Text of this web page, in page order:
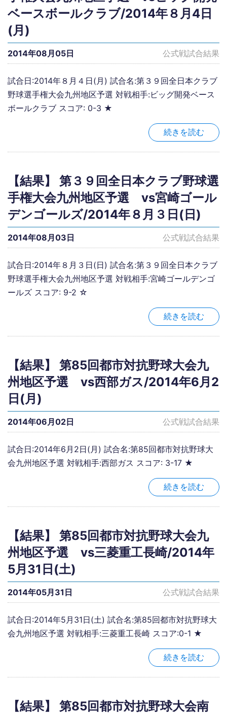
ベースボールクラブ/2014年８月4日
(月)
2014年08月05日 公式戦試合結果
試合日:2014年８月４日(月) 試合名:第３９回全日本クラブ
野球選手権大会九州地区予選 対戦相手:ビッグ開発ベース
ボールクラブ スコア: 0-3 ★
続きを読む
【結果】 第３９回全日本クラブ野球選
手権大会九州地区予選 vs宮崎ゴール
デンゴールズ/2014年８月３日(日)
2014年08月03日 公式戦試合結果
試合日:2014年８月３日(日) 試合名:第３９回全日本クラブ
野球選手権大会九州地区予選 対戦相手:宮崎ゴールデンゴ
ールズ スコア: 9-2 ☆
続きを読む
【結果】 第85回都市対抗野球大会九
州地区予選 vs西部ガス/2014年6月2
日(月)
2014年06月02日 公式戦試合結果
試合日:2014年6月2日(月) 試合名:第85回都市対抗野球大
会九州地区予選 対戦相手:西部ガス スコア: 3-17 ★
続きを読む
【結果】 第85回都市対抗野球大会九
州地区予選 vs三菱重工長崎/2014年
5月31日(土)
2014年05月31日 公式戦試合結果
試合日:2014年5月31日(土) 試合名:第85回都市対抗野球大
会九州地区予選 対戦相手:三菱重工長崎 スコア:0-1 ★
続きを読む
【結果】 第85回都市対抗野球大会南